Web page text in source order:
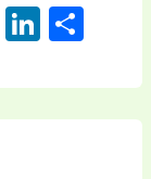
Li
k
e
C
n
di